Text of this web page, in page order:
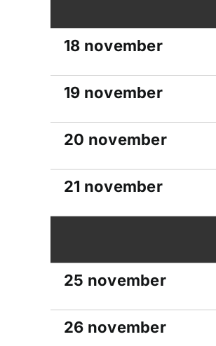
18 november
19 november
20 november
21 november
25 november
26 november